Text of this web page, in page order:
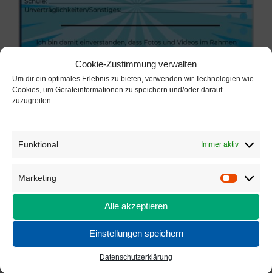
Cookie-Zustimmung verwalten
Um dir ein optimales Erlebnis zu bieten, verwenden wir Technologien wie
Cookies, um Geräteinformationen zu speichern und/oder darauf
zuzugreifen.
Funktional Immer aktiv
Marketing
Alle akzeptieren
Einstellungen speichern
Datenschutzerklärung